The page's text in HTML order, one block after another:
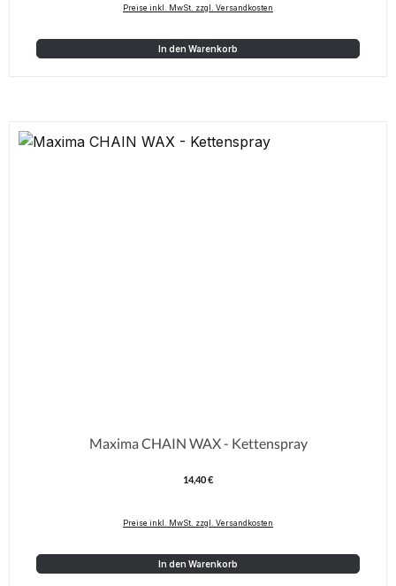
Preise inkl. MwSt. zzgl. Versandkosten
In den Warenkorb
Maxima CHAIN WAX - Kettenspray
Regulärer Preis:
14,40 €
Preise inkl. MwSt. zzgl. Versandkosten
In den Warenkorb